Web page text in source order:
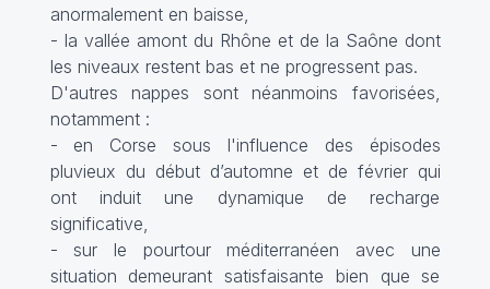
anormalement en baisse,
- la vallée amont du Rhône et de la Saône dont
les niveaux restent bas et ne progressent pas.
D'autres nappes sont néanmoins favorisées,
notamment :
- en Corse sous l'influence des épisodes
pluvieux du début d’automne et de février qui
ont induit une dynamique de recharge
significative,
- sur le pourtour méditerranéen avec une
situation demeurant satisfaisante bien que se